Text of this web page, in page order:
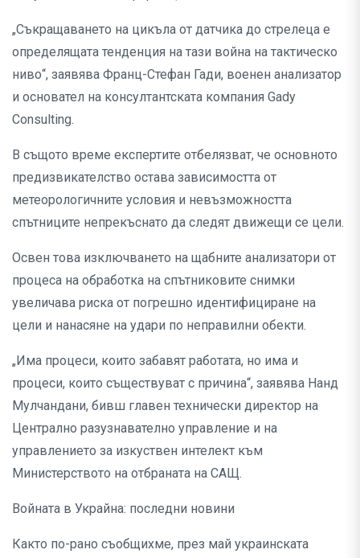
„Съкращаването на цикъла от датчика до стрелеца е
определящата тенденция на тази война на тактическо
ниво“, заявява Франц-Стефан Гади, военен анализатор
и основател на консултантската компания Gady
Consulting.
В същото време експертите отбелязват, че основното
предизвикателство остава зависимостта от
метеорологичните условия и невъзможността
спътниците непрекъснато да следят движещи се цели.
Освен това изключването на щабните анализатори от
процеса на обработка на спътниковите снимки
увеличава риска от погрешно идентифициране на
цели и нанасяне на удари по неправилни обекти.
„Има процеси, които забавят работата, но има и
процеси, които съществуват с причина“, заявява Нанд
Мулчандани, бивш главен технически директор на
Централно разузнавателно управление и на
управлението за изкуствен интелект към
Министерството на отбраната на САЩ.
Войната в Украйна: последни новини
Както по-рано съобщихме, през май украинската